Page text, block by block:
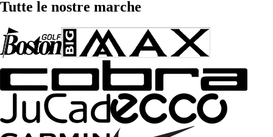
Tutte le nostre marche